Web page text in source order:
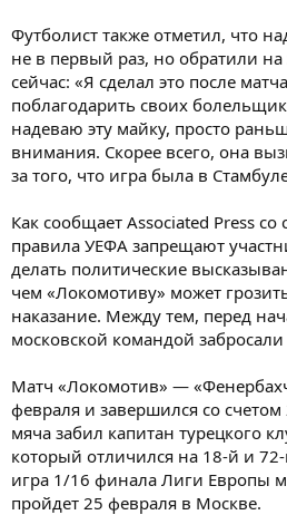
Футболист также отметил, что
не в первый раз, но обратили
сейчас: «Я сделал это после
поблагодарить своих
надеваю эту майку, просто
внимания. Скорее всего, она
за того, что игра была в
Как сообщает Associated Press
правила УЕФА запрещают
делать политические
чем «Локомотиву» может
наказание. Между тем, перед
московской командой
Матч «Локомотив» —
февраля и завершился со
мяча забил капитан турецкого
который отличился на 18-й и
игра 1/16 финала Лиги Европы
пройдет 25 февраля в Москве.